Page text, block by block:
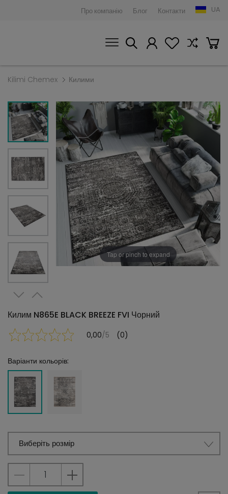
Про компанію Блог Контакти UA
Kilimi Chemex Килими
Tap or pinch to expand
Килим N865E BLACK BREEZE FVI Чорний
0,00/5 (0)
Варіанти кольорів:
Виберіть розмір